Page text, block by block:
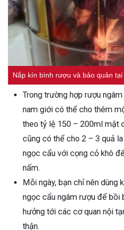
Nắp kín bình rượu và bảo quản
Trong trường hợp rượu
nam giới có thể cho thêm
theo tỷ lệ 150 – 200ml mật
cũng có thể cho 2 – 3 quả
ngọc cẩu với cọng cỏ khô
nấm.
Mỗi ngày, bạn chỉ nên dùng
ngọc cẩu ngâm rượu để bồi
hưởng tới các cơ quan nội
thận.